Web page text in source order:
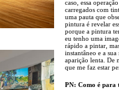
caso, essa
carregados com
uma pauta que
pintura é revelar
porque a pintura
eu tenho uma
rápido a pintar,
instantâneo e a
aparição lenta. De
que me faz estar
PN: Como é